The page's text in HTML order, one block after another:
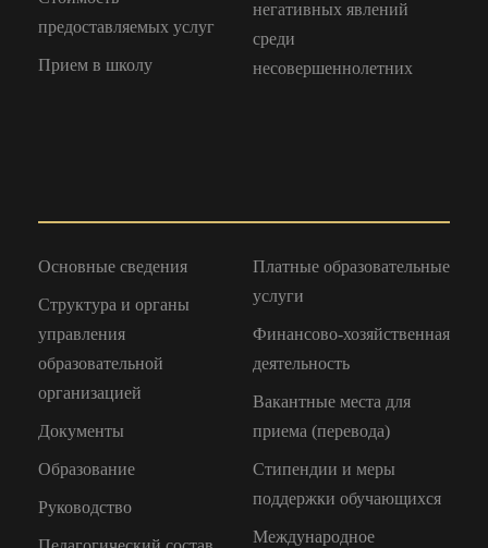
предоставляемых услуг
Прием в школу
негативных явлений
среди
несовершеннолетних
Основные сведения
Структура и органы
управления
образовательной
организацией
Документы
Образование
Руководство
Платные образовательные
услуги
Финансово-хозяйственная
деятельность
Вакантные места для
приема (перевода)
Стипендии и меры
поддержки обучающихся
Международное